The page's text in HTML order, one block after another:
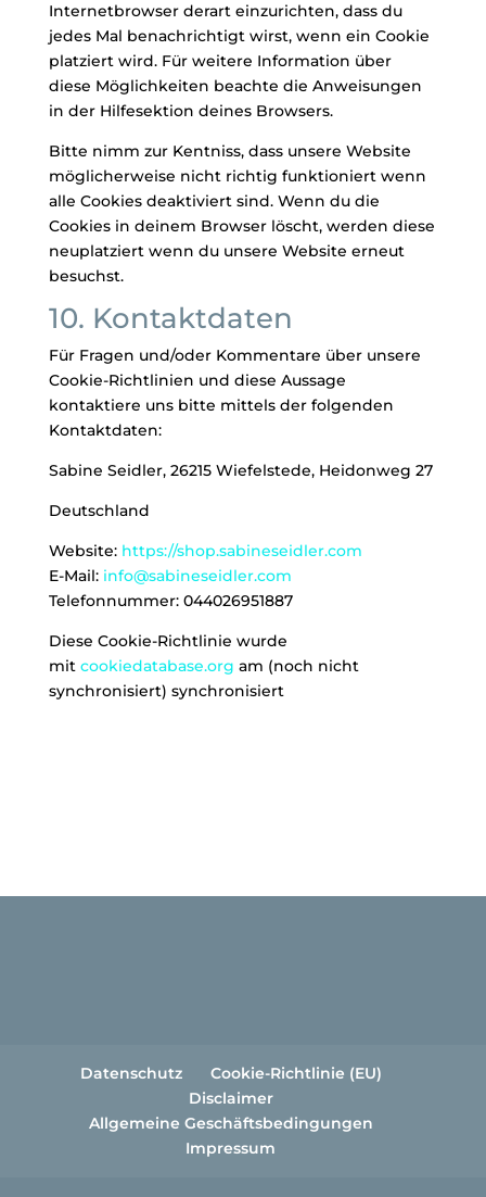
Internetbrowser derart einzurichten, dass du
jedes Mal benachrichtigt wirst, wenn ein Cookie
platziert wird. Für weitere Information über
diese Möglichkeiten beachte die Anweisungen
in der Hilfesektion deines Browsers.
Bitte nimm zur Kentniss, dass unsere Website
möglicherweise nicht richtig funktioniert wenn
alle Cookies deaktiviert sind. Wenn du die
Cookies in deinem Browser löscht, werden diese
neuplatziert wenn du unsere Website erneut
besuchst.
10. Kontaktdaten
Für Fragen und/oder Kommentare über unsere
Cookie-Richtlinien und diese Aussage
kontaktiere uns bitte mittels der folgenden
Kontaktdaten:
Sabine Seidler, 26215 Wiefelstede, Heidonweg 27
Deutschland
Website: https://shop.sabineseidler.com
E-Mail: info@sabineseidler.com
Telefonnummer: 044026951887
Diese Cookie-Richtlinie wurde
mit cookiedatabase.org am (noch nicht
synchronisiert) synchronisiert
Datenschutz
Cookie-Richtlinie (EU)
Disclaimer
Allgemeine Geschäftsbedingungen
Impressum